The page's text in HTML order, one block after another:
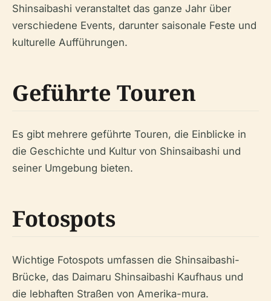
Shinsaibashi veranstaltet das ganze Jahr über
verschiedene Events, darunter saisonale Feste und
kulturelle Aufführungen.
Geführte Touren
Es gibt mehrere geführte Touren, die Einblicke in
die Geschichte und Kultur von Shinsaibashi und
seiner Umgebung bieten.
Fotospots
Wichtige Fotospots umfassen die Shinsaibashi-
Brücke, das Daimaru Shinsaibashi Kaufhaus und
die lebhaften Straßen von Amerika-mura.